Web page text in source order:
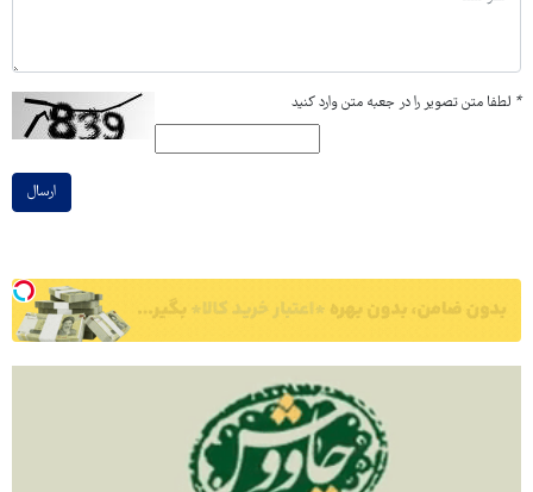
* لطفا متن تصویر را در جعبه متن وارد کنید
ارسال